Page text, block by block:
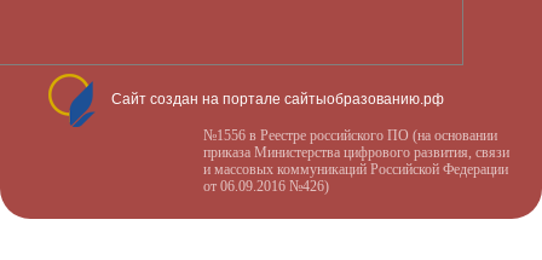
Сайт создан на портале сайтыобразованию.рф
№1556 в Реестре российского ПО (на основании
приказа Министерства цифрового развития, связи
и массовых коммуникаций Российской Федерации
от 06.09.2016 №426)